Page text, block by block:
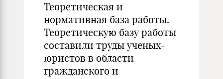
Теоретическая и
нормативная база работы.
Теоретическую базу работы
составили труды ученых-
юристов в области
гражданского и